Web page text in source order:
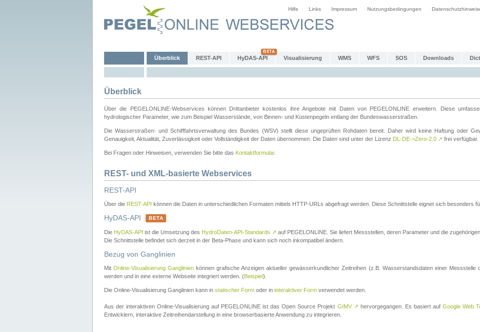
Hilfe Links Impressum Nutzungsbedingungen
Überblick REST-API HyDAS-API Visualisierung WMS WFS SOS Downloads
Überblick
Über die PEGELONLINE-Webservices können Drittanbieter kostenlos ihre Angebote mit Daten von PEGELONLINE erweitern. Diese
hydrologischer Parameter, wie zum Beispiel Wasserstände, von Binnen- und Küstenpegeln entlang der Bundeswasserstraßen.
Die Wasserstraßen- und Schifffahrtsverwaltung des Bundes (WSV) stellt diese ungeprüften Rohdaten bereit. Daher wird keine Haftung oder
Genauigkeit, Aktualität, Zuverlässigkeit oder Vollständigkeit der Daten übernommen. Die Daten sind unter der Lizenz DL-DE->Zero-2.0 ↗ frei verfügbar.
Bei Fragen oder Hinweisen, verwenden Sie bitte das Kontaktformular.
REST- und XML-basierte Webservices
REST-API
Über die REST-API können die Daten in unterschiedlichen Formaten mittels HTTP-URLs abgefragt werden. Diese Schnittstelle eignet sich besonders
HyDAS-API BETA
Die HyDAS-API ist die Umsetzung des HydroDaten-API-Standards ↗ auf PEGELONLINE. Sie liefert Messstellen, deren Parameter und die
Die Schnittstelle befindet sich derzeit in der Beta-Phase und kann sich noch inkompatibel ändern.
Bezug von Ganglinien
MitOnline-Visualisierung Ganglinien können grafische Anzeigen aktueller gewässerkundlicher Zeitreihen (z.B. Wasserstandsdaten einer Messstelle
werden und in eine externe Webseite integriert werden. (Beispiel).
Die Online-Visualisierung Ganglinien kann in statischer Form oder in interaktiver Form verwendet werden.
Aus der interaktiven Online-Visualisierung auf PEGELONLINE ist das Open Source Projekt GIMV ↗ hervorgegangen. Es basiert auf Google Web
Entwicklern, interaktive Zeitreihendarstellung in eine browserbasierte Anwendung zu integrieren.